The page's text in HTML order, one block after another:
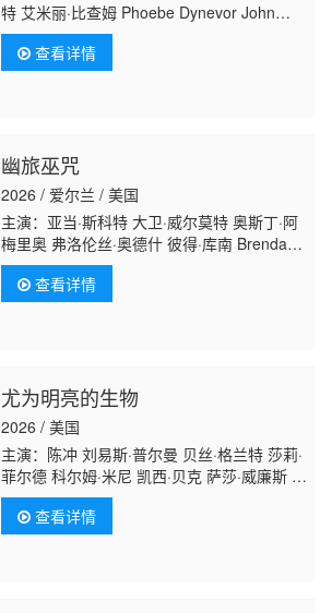
特 艾米丽·比查姆 Phoebe Dynevor John
Elkington 鲁珀特·伊文斯 Daniel
Ezra Anthony Flanagan James Foster 安德
鲁·高尔 斯科特·汉迪 Will Hemsley Samantha
查看详情
幽旅巫咒
2026 / 爱尔兰 / 美国
主演：亚当·斯科特 大卫·威尔莫特 奥斯丁·阿
梅里奥 弗洛伦丝·奥德什 彼得·库南 Brendan
Conroy 迈克尔·帕特里克 威尔·奥康纳 Sioux
CarrollEzra Carli
查看详情
尤为明亮的生物
2026 / 美国
主演：陈冲 刘易斯·普尔曼 贝丝·格兰特 莎莉·
菲尔德 科尔姆·米尼 凯西·贝克 萨莎·威廉斯 丹
·佩恩 梅根·赫弗恩 安东尼·哈里森 劳拉·哈里
斯 索菲亚·布莱克-德埃利亚 卡罗琳·亚代尔 唐
纳德·沙利斯 迈尔斯·马萨
查看详情